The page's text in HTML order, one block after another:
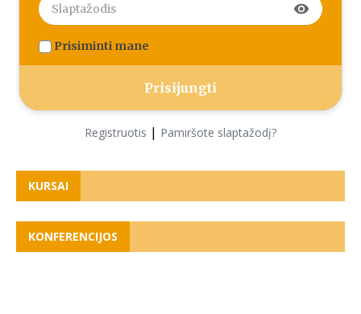
visibility
Prisiminti mane
Registruotis | Pamiršote slaptažodį?
KURSAI
KONFERENCIJOS